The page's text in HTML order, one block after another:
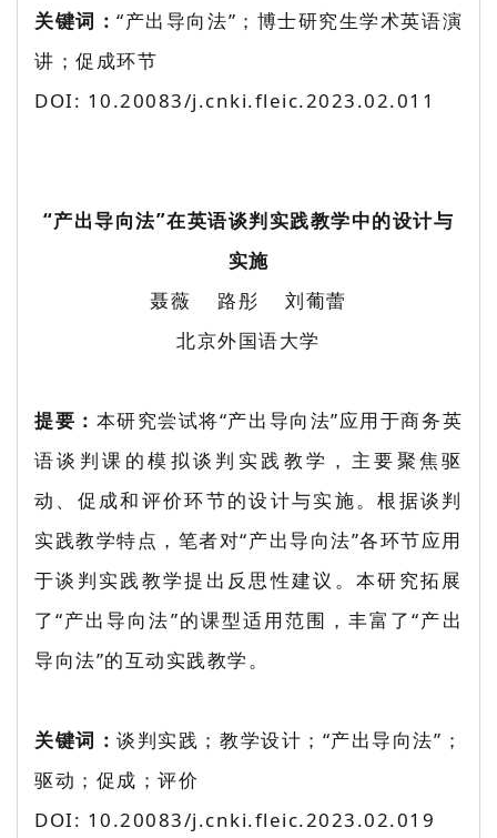
关键词：“产出导向法”；博士研究生学术英语演
讲；促成环节
DOI: 10.20083/j.cnki.fleic.2023.02.011
“产出导向法”在英语谈判实践教学中的设计与
实施
聂薇 路彤 刘葡蕾
北京外国语大学
提要： 本研究尝试将“产出导向法”应用于商务英
语谈判课的模拟谈判实践教学，主要聚焦驱
动、促成和评价环节的设计与实施。根据谈判
实践教学特点，笔者对“产出导向法”各环节应用
于谈判实践教学提出反思性建议。本研究拓展
了“产出导向法”的课型适用范围，丰富了“产出
导向法”的互动实践教学。
关键词：谈判实践；教学设计；“产出导向法”；
驱动；促成；评价
DOI: 10.20083/j.cnki.fleic.2023.02.019